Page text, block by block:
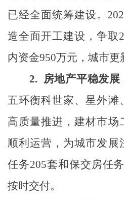
已经全面统筹建设。
造全面开工建设 ， 争取
内资金950万元，城市更
2. 房地产平稳发展
五环衡科世家、星外滩
高质量推进，建材市场
顺利运营，为城市发展
任务205套和保交房任
按时交付。